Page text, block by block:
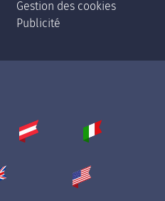
Gestion des cookies
Publicité